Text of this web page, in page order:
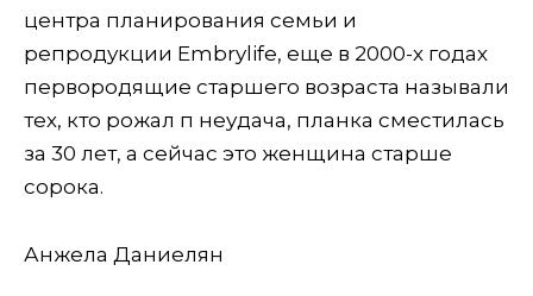
центра планирования семьи и
репродукции Embrylife, еще в 2000-х годах
первородящие старшего возраста называли
тех, кто рожал п неудача, планка сместилась
за 30 лет, а сейчас это женщина старше
сорока.
Анжела Даниелян